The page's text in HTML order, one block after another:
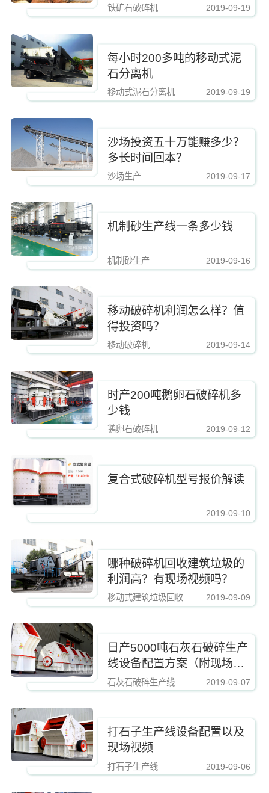
https://www.zhishaji.cn/Upload/Editor/image/
铁矿石破碎机 2019-09-19
https://www.zhishaji.cn/Upload/Editor/image/
每小时200多吨的移动式泥
石分离机
移动式泥石分离机 2019-09-19
https://www.zhishaji.cn/Upload/Editor/image/
沙场投资五十万能赚多少？
多长时间回本？
沙场生产 2019-09-17
https://www.zhishaji.cn/Upload/Editor/image/
机制砂生产线一条多少钱
机制砂生产 2019-09-16
https://www.zhishaji.cn/Upload/Editor/image/
移动破碎机利润怎么样？值
得投资吗？
移动破碎机 2019-09-14
https://www.zhishaji.cn/Upload/Editor/image/
时产200吨鹅卵石破碎机多
少钱
鹅卵石破碎机 2019-09-12
https://www.zhishaji.cn/Upload/Editor/image/
复合式破碎机型号报价解读
2019-09-10
https://www.zhishaji.cn/Upload/Editor/image/
哪种破碎机回收建筑垃圾的
利润高？有现场视频吗？
移动式建筑垃圾回收破碎机 2019-09-09
https://www.zhishaji.cn/Upload/Editor/image/
日产5000吨石灰石破碎生产
线设备配置方案（附现场视
频）
石灰石破碎生产线 2019-09-07
https://www.zhishaji.cn/Upload/Editor/image/
打石子生产线设备配置以及
现场视频
打石子生产线 2019-09-06